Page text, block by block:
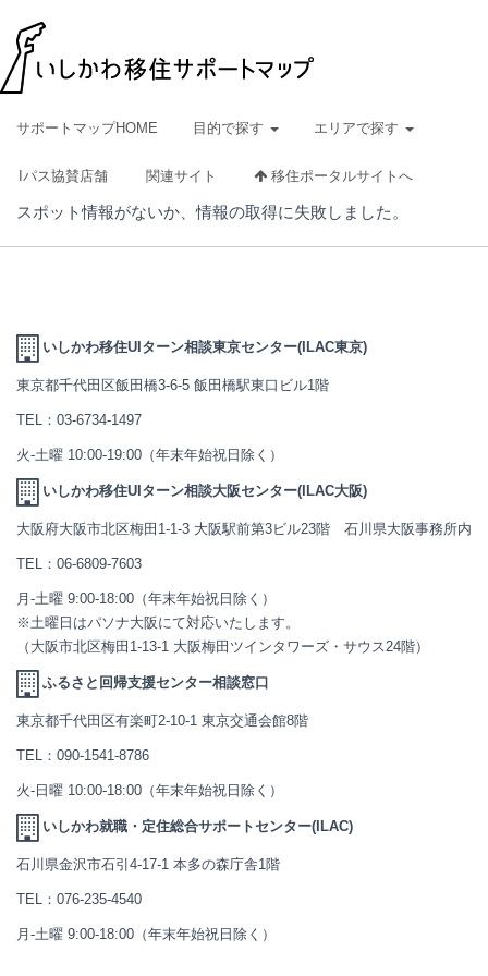
サポートマップHOME 目的で探す エリアで探す
Iパス協賛店舗 関連サイト 移住ポータルサイトへ
スポット情報がないか、情報の取得に失敗しました。
いしかわ移住UIターン相談東京センター(ILAC東京)
東京都千代田区飯田橋3-6-5 飯田橋駅東口ビル1階
TEL： 03-6734-1497
火-土曜 10:00-19:00（年末年始祝日除く）
いしかわ移住UIターン相談大阪センター(ILAC大阪)
大阪府大阪市北区梅田1-1-3 大阪駅前第3ビル23階 石川県大阪事務所内
TEL： 06-6809-7603
月-土曜 9:00-18:00（年末年始祝日除く）
※土曜日はパソナ大阪にて対応いたします。
（大阪市北区梅田1-13-1 大阪梅田ツインタワーズ・サウス24階）
ふるさと回帰支援センター相談窓口
東京都千代田区有楽町2-10-1 東京交通会館8階
TEL： 090-1541-8786
火-日曜 10:00-18:00（年末年始祝日除く）
いしかわ就職・定住総合サポートセンター(ILAC)
石川県金沢市石引4-17-1 本多の森庁舎1階
TEL： 076-235-4540
月-土曜 9:00-18:00（年末年始祝日除く）